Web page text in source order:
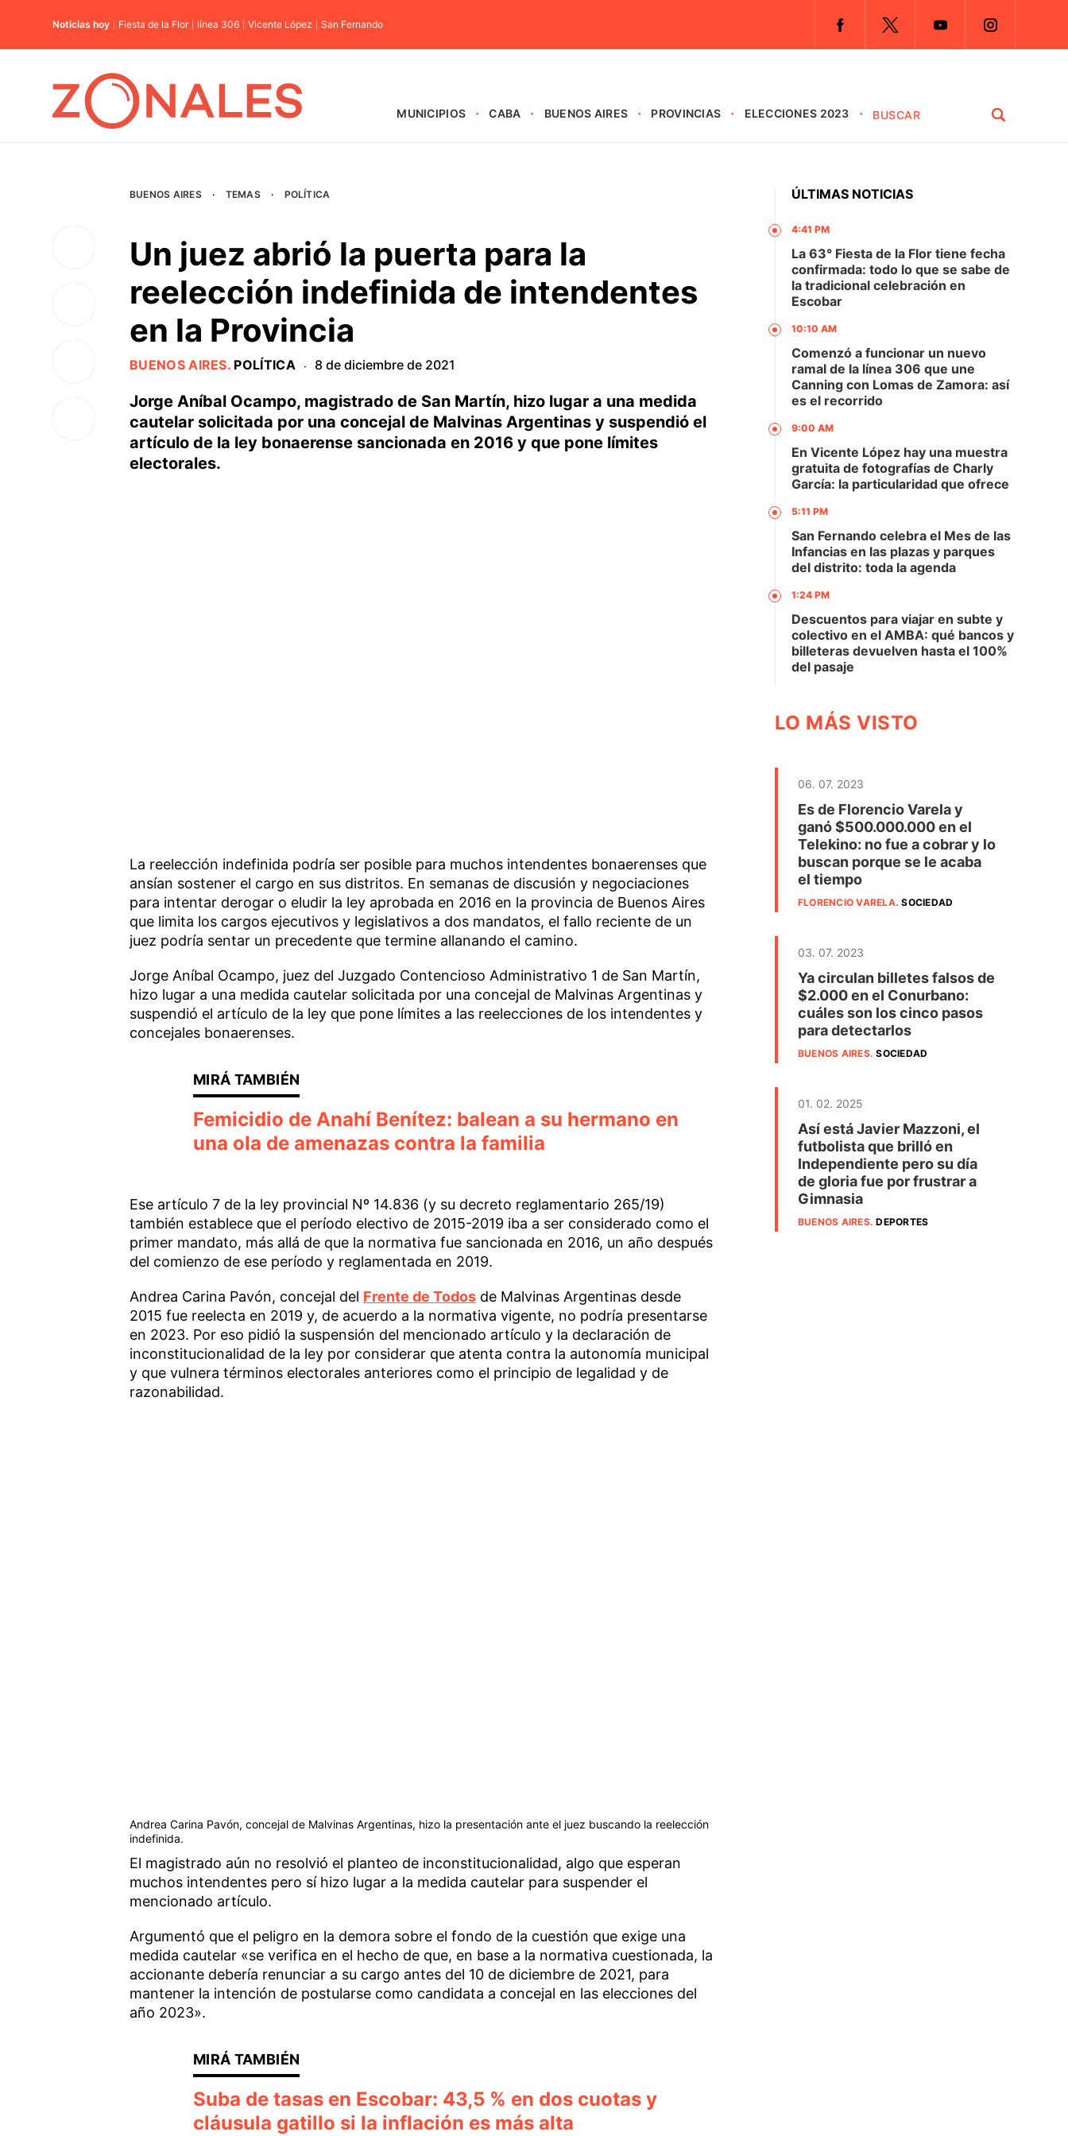
Noticias hoy Fiesta de la Flor línea 306 Vicente López San Fernando
MUNICIPIOS CABA BUENOS AIRES PROVINCIAS ELECCIONES 2023
BUENOS AIRES · TEMAS · POLÍTICA
Un juez abrió la puerta para la
reelección indefinida de intendentes
en la Provincia
BUENOS AIRES. POLÍTICA · 8 de diciembre de 2021
Jorge Aníbal Ocampo, magistrado de San Martín, hizo lugar a una medida
cautelar solicitada por una concejal de Malvinas Argentinas y suspendió el
artículo de la ley bonaerense sancionada en 2016 y que pone límites
electorales.
La reelección indefinida podría ser posible para muchos intendentes bonaerenses que
ansían sostener el cargo en sus distritos. En semanas de discusión y negociaciones
para intentar derogar o eludir la ley aprobada en 2016 en la provincia de Buenos Aires
que limita los cargos ejecutivos y legislativos a dos mandatos, el fallo reciente de un
juez podría sentar un precedente que termine allanando el camino.
Jorge Aníbal Ocampo, juez del Juzgado Contencioso Administrativo 1 de San Martín,
hizo lugar a una medida cautelar solicitada por una concejal de Malvinas Argentinas y
suspendió el artículo de la ley que pone límites a las reelecciones de los intendentes y
concejales bonaerenses.
Femicidio de Anahí Benítez: balean a su hermano en
una ola de amenazas contra la familia
Ese artículo 7 de la ley provincial Nº 14.836 (y su decreto reglamentario 265/19)
también establece que el período electivo de 2015-2019 iba a ser considerado como el
primer mandato, más allá de que la normativa fue sancionada en 2016, un año después
del comienzo de ese período y reglamentada en 2019.
Andrea Carina Pavón, concejal del Frente de Todosde Malvinas Argentinas desde
2015 fue reelecta en 2019 y, de acuerdo a la normativa vigente, no podría presentarse
en 2023. Por eso pidió la suspensión del mencionado artículo y la declaración de
inconstitucionalidad de la ley por considerar que atenta contra la autonomía municipal
y que vulnera términos electorales anteriores como el principio de legalidad y de
razonabilidad.
Andrea Carina Pavón, concejal de Malvinas Argentinas, hizo la presentación ante el juez buscando la reelección
indefinida.
El magistrado aún no resolvió el planteo de inconstitucionalidad, algo que esperan
muchos intendentes pero sí hizo lugar a la medida cautelar para suspender el
mencionado artículo.
Argumentó que el peligro en la demora sobre el fondo de la cuestión que exige una
medida cautelar «se verifica en el hecho de que, en base a la normativa cuestionada, la
accionante debería renunciar a su cargo antes del 10 de diciembre de 2021, para
mantener la intención de postularse como candidata a concejal en las elecciones del
año 2023».
Suba de tasas en Escobar: 43,5 % en dos cuotas y
cláusula gatillo si la inflación es más alta
ÚLTIMAS NOTICIAS
4:41 PM
La 63° Fiesta de la Flor tiene fecha
confirmada: todo lo que se sabe de
la tradicional celebración en
Escobar
10:10 AM
Comenzó a funcionar un nuevo
ramal de la línea 306 que une
Canning con Lomas de Zamora: así
es el recorrido
9:00 AM
En Vicente López hay una muestra
gratuita de fotografías de Charly
García: la particularidad que ofrece
5:11 PM
San Fernando celebra el Mes de las
Infancias en las plazas y parques
del distrito: toda la agenda
1:24 PM
Descuentos para viajar en subte y
colectivo en el AMBA: qué bancos y
billeteras devuelven hasta el 100%
del pasaje
LO MÁS VISTO
06. 07. 2023
Es de Florencio Varela y
ganó $500.000.000 en el
Telekino: no fue a cobrar y lo
buscan porque se le acaba
el tiempo
FLORENCIO VARELA.SOCIEDAD
03. 07. 2023
Ya circulan billetes falsos de
$2.000 en el Conurbano:
cuáles son los cinco pasos
para detectarlos
BUENOS AIRES.SOCIEDAD
01. 02. 2025
Así está Javier Mazzoni, el
futbolista que brilló en
Independiente pero su día
de gloria fue por frustrar a
Gimnasia
BUENOS AIRES.DEPORTES